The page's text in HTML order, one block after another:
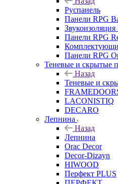
Руспанель
Панели RPG
Звукоизоляция
Панели RPG
Панели RPG
Теневые и скрытые
Назад
Теневые и
LACONISTIQ
DECARO
Лепнина
Назад
Лепнина
Orac Decor
Decor-Dizayn
HIWOOD
Перфект PLUS